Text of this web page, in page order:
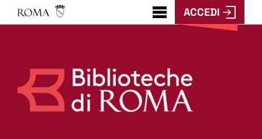
???
menu.button???
ACCEDI